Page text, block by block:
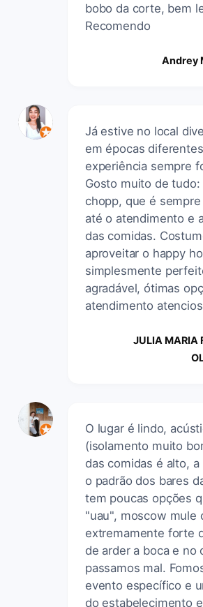
bobo da corte, bem
Recomendo
Andrey
Já estive no local
em épocas
experiência sempre
Gosto muito de tudo:
chopp, que é
até o atendimento e
das comidas.
aproveitar o happy
simplesmente
agradável, ótimas
atendimento
JULIA MARIA
O lugar é lindo,
(isolamento muito
das comidas é alto,
o padrão dos bares
tem poucas opções
"uau", moscow mule
extremamente forte
de arder a boca e no
passamos mal.
evento específico e
do estabelecimento